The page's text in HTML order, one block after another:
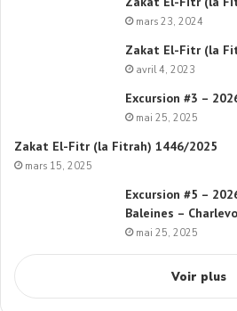
mars 23, 2024
Zakat El-Fitr (la
avril 4, 2023
Excursion #3 –
mai 25, 2025
Zakat El-Fitr (la Fitrah) 1446/2025
mars 15, 2025
Excursion #5 –
Baleines –
mai 25, 2025
Voir plus